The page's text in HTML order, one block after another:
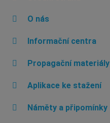
O nás
Informační centra
Propagační materiály
Aplikace ke stažení
Náměty a připomínky